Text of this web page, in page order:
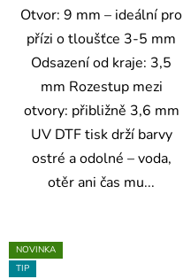
Otvor: 9 mm – ideální pro
přízi o tloušťce 3-5 mm
Odsazení od kraje: 3,5
mm Rozestup mezi
otvory: přibližně 3,6 mm
UV DTF tisk drží barvy
ostré a odolné – voda,
otěr ani čas mu...
NOVINKA
TIP